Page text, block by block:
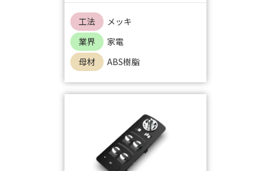
工法
メッキ
業界
家電
母材
ABS樹脂